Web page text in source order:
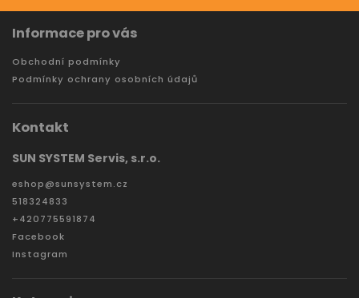
Informace pro vás
Obchodní podmínky
Podmínky ochrany osobních údajů
Kontakt
SUN SYSTEM Servis, s.r.o.
eshop@sunsystem.cz
518324833
+420775591874
Facebook
Instagram